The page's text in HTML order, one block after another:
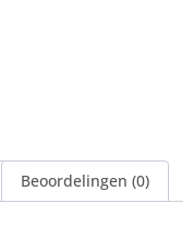
Beoordelingen (0)